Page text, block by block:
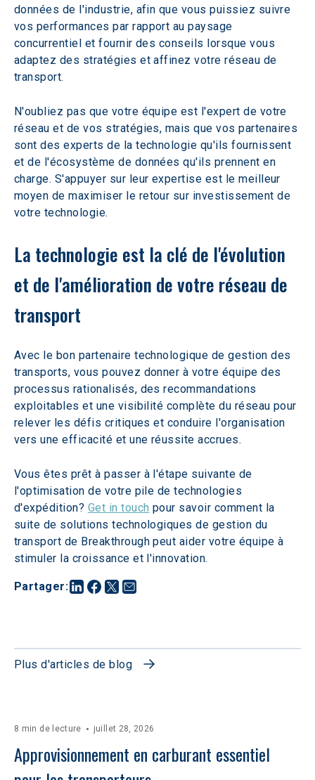
Partager:
données de l'industrie, afin que vous puissiez suivre
vos performances par rapport au paysage
concurrentiel et fournir des conseils lorsque vous
adaptez des stratégies et affinez votre réseau de
transport.
N'oubliez pas que votre équipe est l'expert de votre
réseau et de vos stratégies, mais que vos partenaires
sont des experts de la technologie qu'ils fournissent
et de l'écosystème de données qu'ils prennent en
charge. S'appuyer sur leur expertise est le meilleur
moyen de maximiser le retour sur investissement de
votre technologie.
La technologie est la clé de l'évolution
et de l'amélioration de votre réseau de
transport
Avec le bon partenaire technologique de gestion des
transports, vous pouvez donner à votre équipe des
processus rationalisés, des recommandations
exploitables et une visibilité complète du réseau pour
relever les défis critiques et conduire l'organisation
vers une efficacité et une réussite accrues.
Vous êtes prêt à passer à l'étape suivante de
l'optimisation de votre pile de technologies
d'expédition? Get in touch pour savoir comment la
suite de solutions technologiques de gestion du
transport de Breakthrough peut aider votre équipe à
stimuler la croissance et l'innovation.
Plus d'articles de blog
8 min de lecture juillet 28, 2026
Approvisionnement en carburant essentiel